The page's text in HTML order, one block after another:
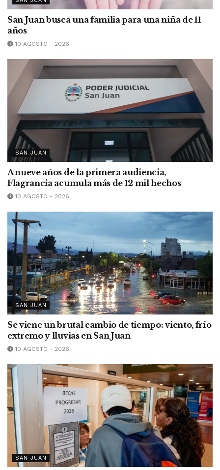
San Juan busca una familia para una niña de 11
años
10 AGOSTO - 2026
SAN JUAN
A nueve años de la primera audiencia,
Flagrancia acumula más de 12 mil hechos
10 AGOSTO - 2026
SAN JUAN
Se viene un brutal cambio de tiempo: viento, frío
extremo y lluvias en San Juan
10 AGOSTO - 2026
SAN JUAN